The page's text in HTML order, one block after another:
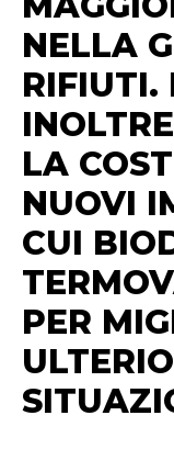
NELLA
RIFIUTI.
LA
NUOVI
CUI
PER